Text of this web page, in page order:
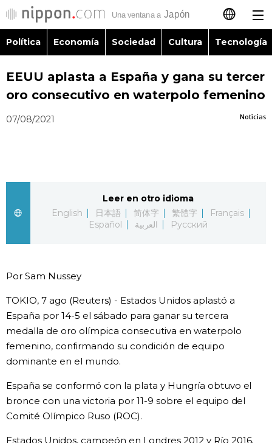
日本語
English
العربية
Русский
Política
Sociedad
Cultura
Guía de Japón
Vídeos e imágenes
En profundidad
Política Economía Sociedad Cultura Tecnología
EEUU aplasta a España y gana su tercer
oro consecutivo en waterpolo femenino
Noticias
07/08/2021
Leer en otro idioma
English
日本語 简体字 繁體字
Français
Español
العربية Русский
Por Sam Nussey
TOKIO, 7 ago (Reuters) - Estados Unidos aplastó a
España por 14-5 el sábado para ganar su tercera
medalla de oro olímpica consecutiva en waterpolo
femenino, confirmando su condición de equipo
dominante en el mundo.
España se conformó con la plata y Hungría obtuvo el
bronce con una victoria por 11-9 sobre el equipo del
Comité Olímpico Ruso (ROC).
Estados Unidos, campeón en Londres 2012 y Río 2016,